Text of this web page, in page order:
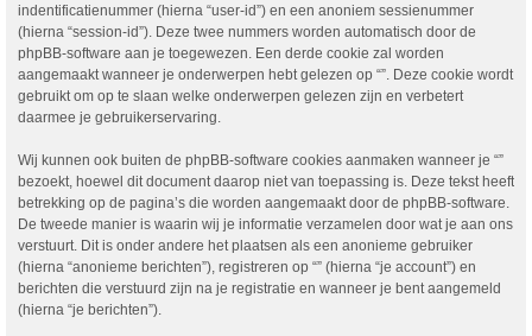
indentificatienummer (hierna “user-id”) en een anoniem sessienummer
(hierna “session-id”). Deze twee nummers worden automatisch door de
phpBB-software aan je toegewezen. Een derde cookie zal worden
aangemaakt wanneer je onderwerpen hebt gelezen op “”. Deze cookie wordt
gebruikt om op te slaan welke onderwerpen gelezen zijn en verbetert
daarmee je gebruikerservaring.
Wij kunnen ook buiten de phpBB-software cookies aanmaken wanneer je “”
bezoekt, hoewel dit document daarop niet van toepassing is. Deze tekst heeft
betrekking op de pagina’s die worden aangemaakt door de phpBB-software.
De tweede manier is waarin wij je informatie verzamelen door wat je aan ons
verstuurt. Dit is onder andere het plaatsen als een anonieme gebruiker
(hierna “anonieme berichten”), registreren op “” (hierna “je account”) en
berichten die verstuurd zijn na je registratie en wanneer je bent aangemeld
(hierna “je berichten”).